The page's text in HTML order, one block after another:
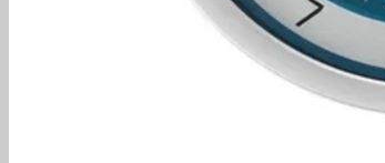
BST World Cup 2026
Citizen Tsuyosa